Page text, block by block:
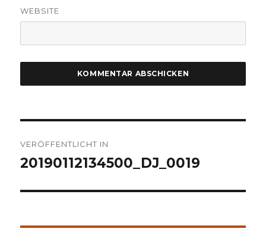
WEBSITE
VERÖFFENTLICHT IN
20190112134500_DJ_0019